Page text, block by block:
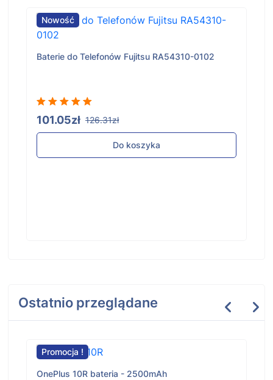
Nowość
Baterie do Telefonów Fujitsu RA54310-0102
101.05zł 126.31zł
Do koszyka
Ostatnio przeglądane
Promocja !
OnePlus 10R bateria - 2500mAh